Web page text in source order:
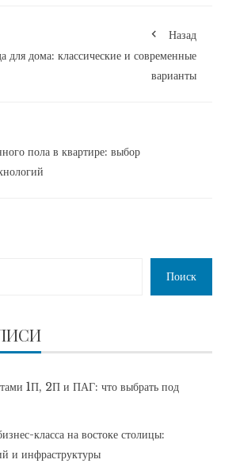
Назад
для дома: классические и современные
варианты
пола в квартире: выбор
Поиск
1П, 2П и ПАГ: что выбрать под
класса на востоке столицы:
и инфраструктуры